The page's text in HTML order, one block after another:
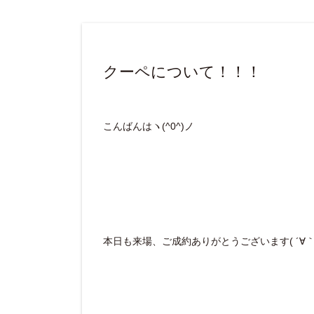
クーペについて！！！
こんばんはヽ(^0^)ノ
本日も来場、ご成約ありがとうございます( ´∀